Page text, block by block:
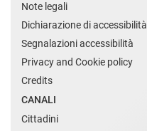
Note legali
Dichiarazione di accessibilità
Segnalazioni accessibilità
Privacy and Cookie policy
Credits
CANALI
Cittadini